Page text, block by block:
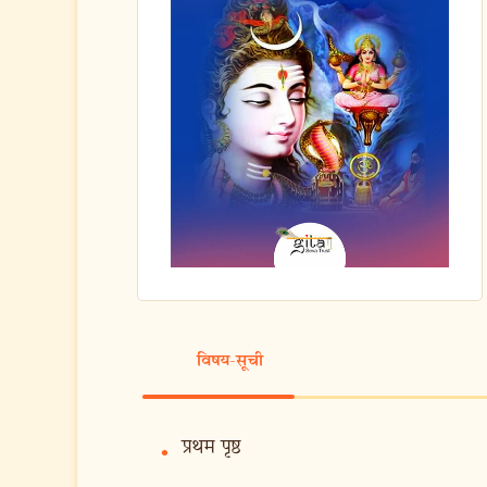
विषय-सूची
• प्रथम पृष्ठ